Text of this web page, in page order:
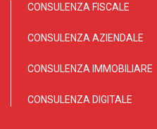
CONSULENZA FISCALE
CONSULENZA AZIENDALE
CONSULENZA IMMOBILIARE
CONSULENZA DIGITALE